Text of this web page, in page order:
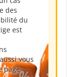
des
du
est
vous
page